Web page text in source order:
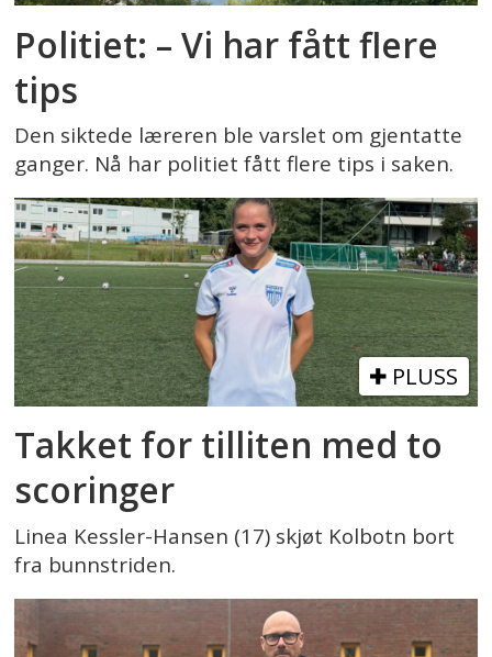
Politiet: – Vi har fått flere
tips
Den siktede læreren ble varslet om gjentatte
ganger. Nå har politiet fått flere tips i saken.
PLUSS
Takket for tilliten med to
scoringer
Linea Kessler-Hansen (17) skjøt Kolbotn bort
fra bunnstriden.